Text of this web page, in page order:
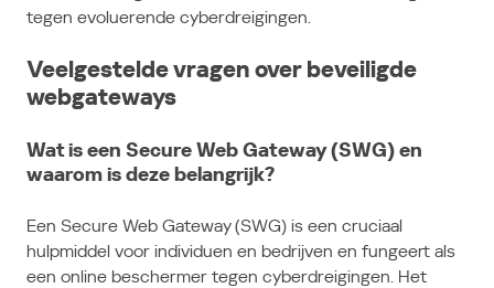
tegen evoluerende cyberdreigingen.
Veelgestelde vragen over beveiligde
webgateways
Wat is een Secure Web Gateway (SWG) en
waarom is deze belangrijk?
Een Secure Web Gateway (SWG) is een cruciaal
hulpmiddel voor individuen en bedrijven en fungeert als
een online beschermer tegen cyberdreigingen. Het